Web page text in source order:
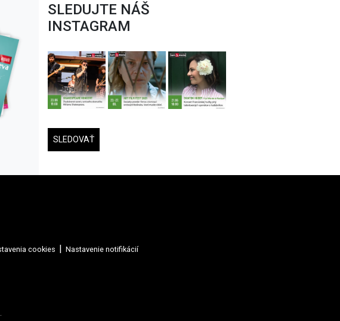
SLEDUJTE NÁŠ
INSTAGRAM
SLEDOVAŤ
cookies Nastavenie notifikácií